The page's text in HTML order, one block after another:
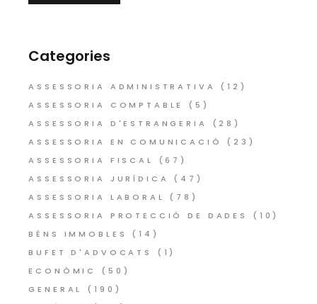
Categories
ASSESSORIA ADMINISTRATIVA
(12)
ASSESSORIA COMPTABLE
(5)
ASSESSORIA D'ESTRANGERIA
(28)
ASSESSORIA EN COMUNICACIÓ
(23)
ASSESSORIA FISCAL
(67)
ASSESSORIA JURÍDICA
(47)
ASSESSORIA LABORAL
(78)
ASSESSORIA PROTECCIÓ DE DADES
(10)
BÉNS IMMOBLES
(14)
BUFET D'ADVOCATS
(1)
ECONÒMIC
(50)
GENERAL
(190)